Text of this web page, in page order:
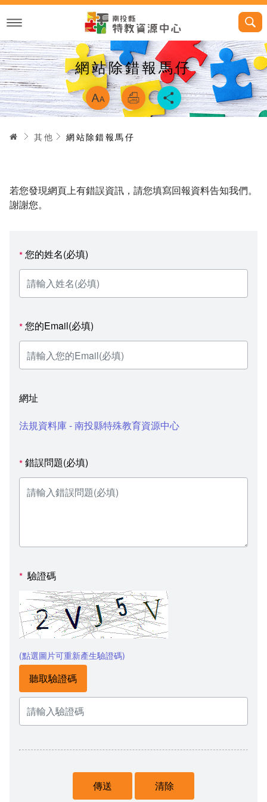
跳
主
內
容
網站除錯報馬仔 略過字型切換
首頁其他 網站除錯報馬仔
若您發現網頁上有錯誤資訊，請您填寫回報資料告知我們。
謝謝您。
*您的姓名(必填)
*您的Email(必填)
網址
法規資料庫 - 南投縣特殊教育資源中心
*錯誤問題(必填)
* 驗證碼
(點選圖片可重新產生驗證碼)
聽取驗證碼